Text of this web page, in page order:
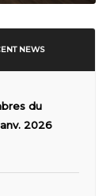
NEWS
du
2026